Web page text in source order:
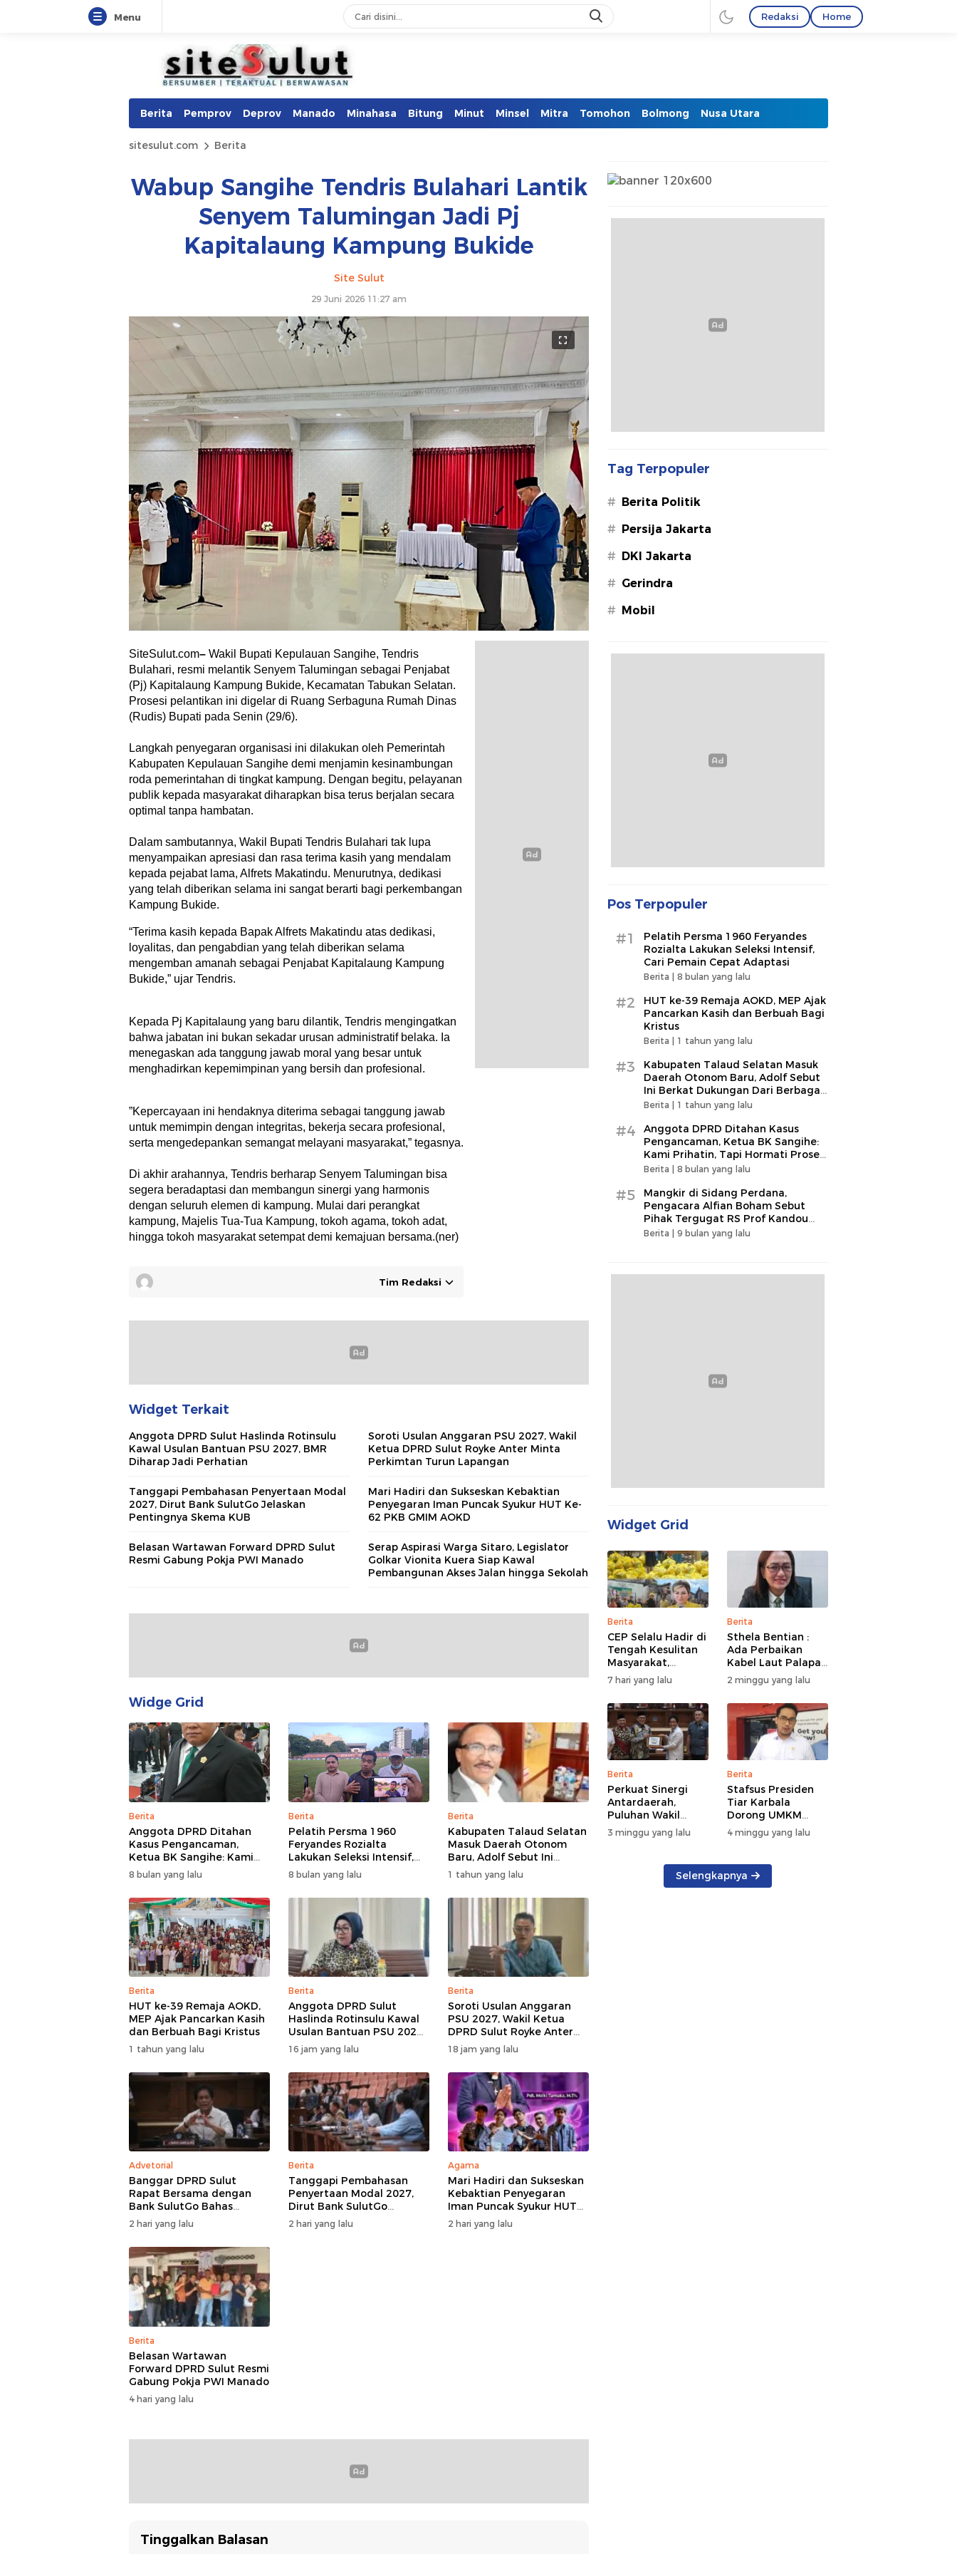
Menu Redaksi Home
Berita Pemprov Deprov Manado Minahasa Bitung Minut Minsel Mitra Tomohon Bolmong Nusa Utara
sitesulut.com Berita
Wabup Sangihe Tendris Bulahari Lantik
Senyem Talumingan Jadi Pj
Kapitalaung Kampung Bukide
Site Sulut
29 Juni 2026 11:27 am
SiteSulut.com– Wakil Bupati Kepulauan Sangihe, Tendris
Bulahari, resmi melantik Senyem Talumingan sebagai Penjabat
(Pj) Kapitalaung Kampung Bukide, Kecamatan Tabukan Selatan.
Prosesi pelantikan ini digelar di Ruang Serbaguna Rumah Dinas
(Rudis) Bupati pada Senin (29/6).
Langkah penyegaran organisasi ini dilakukan oleh Pemerintah
Kabupaten Kepulauan Sangihe demi menjamin kesinambungan
roda pemerintahan di tingkat kampung. Dengan begitu, pelayanan
publik kepada masyarakat diharapkan bisa terus berjalan secara
optimal tanpa hambatan.
​Dalam sambutannya, Wakil Bupati Tendris Bulahari tak lupa
menyampaikan apresiasi dan rasa terima kasih yang mendalam
kepada pejabat lama, Alfrets Makatindu. Menurutnya, dedikasi
yang telah diberikan selama ini sangat berarti bagi perkembangan
Kampung Bukide.
“Terima kasih kepada Bapak Alfrets Makatindu atas dedikasi,
loyalitas, dan pengabdian yang telah diberikan selama
mengemban amanah sebagai Penjabat Kapitalaung Kampung
Bukide,” ujar Tendris.
​Kepada Pj Kapitalaung yang baru dilantik, Tendris mengingatkan
bahwa jabatan ini bukan sekadar urusan administratif belaka. Ia
menegaskan ada tanggung jawab moral yang besar untuk
menghadirkan kepemimpinan yang bersih dan profesional.
​”Kepercayaan ini hendaknya diterima sebagai tanggung jawab
untuk memimpin dengan integritas, bekerja secara profesional,
serta mengedepankan semangat melayani masyarakat,” tegasnya.
Di akhir arahannya, Tendris berharap Senyem Talumingan bisa
segera beradaptasi dan membangun sinergi yang harmonis
dengan seluruh elemen di kampung. Mulai dari perangkat
kampung, Majelis Tua-Tua Kampung, tokoh agama, tokoh adat,
hingga tokoh masyarakat setempat demi kemajuan bersama.(ner)
Tim Redaksi
Widget Terkait
Anggota DPRD Sulut Haslinda Rotinsulu
Kawal Usulan Bantuan PSU 2027, BMR
Diharap Jadi Perhatian
Soroti Usulan Anggaran PSU 2027, Wakil
Ketua DPRD Sulut Royke Anter Minta
Perkimtan Turun Lapangan
Tanggapi Pembahasan Penyertaan Modal
2027, Dirut Bank SulutGo Jelaskan
Pentingnya Skema KUB
Mari Hadiri dan Sukseskan Kebaktian
Penyegaran Iman Puncak Syukur HUT Ke-
62 PKB GMIM AOKD
Belasan Wartawan Forward DPRD Sulut
Resmi Gabung Pokja PWI Manado
Serap Aspirasi Warga Sitaro, Legislator
Golkar Vionita Kuera Siap Kawal
Pembangunan Akses Jalan hingga Sekolah​
Widge Grid
Berita
Anggota DPRD Ditahan
Kasus Pengancaman,
Ketua BK Sangihe: Kami
Prihatin, Tapi Hormati
Proses Hukum
8 bulan yang lalu
Berita
Pelatih Persma 1960
Feryandes Rozialta
Lakukan Seleksi Intensif,
Cari Pemain Cepat
Adaptasi​
8 bulan yang lalu
Berita
Kabupaten Talaud Selatan
Masuk Daerah Otonom
Baru, Adolf Sebut Ini
Berkat Dukungan Dari
Berbagai Elemen
1 tahun yang lalu
Berita
HUT ke-39 Remaja AOKD,
MEP Ajak Pancarkan Kasih
dan Berbuah Bagi Kristus
1 tahun yang lalu
Berita
Anggota DPRD Sulut
Haslinda Rotinsulu Kawal
Usulan Bantuan PSU 2027,
BMR Diharap Jadi
Perhatian
16 jam yang lalu
Berita
Soroti Usulan Anggaran
PSU 2027, Wakil Ketua
DPRD Sulut Royke Anter
Minta Perkimtan Turun
Lapangan
18 jam yang lalu
Advetorial
Banggar DPRD Sulut
Rapat Bersama dengan
Bank SulutGo Bahas
Rencana Penyertaan
Modal Rp30 Miliar pada
KUA-PPAS 2027
2 hari yang lalu
Berita
Tanggapi Pembahasan
Penyertaan Modal 2027,
Dirut Bank SulutGo
Jelaskan Pentingnya
Skema KUB
2 hari yang lalu
Agama
Mari Hadiri dan Sukseskan
Kebaktian Penyegaran
Iman Puncak Syukur HUT
Ke-62 PKB GMIM AOKD
2 hari yang lalu
Berita
Belasan Wartawan
Forward DPRD Sulut Resmi
Gabung Pokja PWI Manado
4 hari yang lalu
Tinggalkan Balasan
Tag Terpopuler
# Berita Politik
# Persija Jakarta
# DKI Jakarta
# Gerindra
# Mobil
Pos Terpopuler
#1
Pelatih Persma 1960 Feryandes
Rozialta Lakukan Seleksi Intensif,
Cari Pemain Cepat Adaptasi​
Berita | 8 bulan yang lalu
#2
HUT ke-39 Remaja AOKD, MEP Ajak
Pancarkan Kasih dan Berbuah Bagi
Kristus
Berita | 1 tahun yang lalu
#3
Kabupaten Talaud Selatan Masuk
Daerah Otonom Baru, Adolf Sebut
Ini Berkat Dukungan Dari Berbagai
Elemen
Berita | 1 tahun yang lalu
#4
Anggota DPRD Ditahan Kasus
Pengancaman, Ketua BK Sangihe:
Kami Prihatin, Tapi Hormati Proses
Hukum
Berita | 8 bulan yang lalu
#5
Mangkir di Sidang Perdana,
Pengacara Alfian Boham Sebut
Pihak Tergugat RS Prof Kandou
Tunjukan Sikap Tidak Terpuji
Berita | 9 bulan yang lalu
Widget Grid
Berita
CEP Selalu Hadir di
Tengah Kesulitan
Masyarakat,
Salurkan Bantuan
Korban Kebakaran
di Wanea
7 hari yang lalu
Berita
Sthela Bentian :
Ada Perbaikan
Kabel Laut Palapa
Ring, Jaringan
Internet di Talaud,
Sangihe, dan Sitaro
Terganggu
Sementara
2 minggu yang lalu
Berita
Perkuat Sinergi
Antardaerah,
Puluhan Wakil
Rakyat DKI Jakarta
Gelar Kunker di
3 minggu yang lalu
Berita
Stafsus Presiden
Tiar Karbala
Dorong UMKM
Sulut Pakai AI
4 minggu yang lalu
Selengkapnya